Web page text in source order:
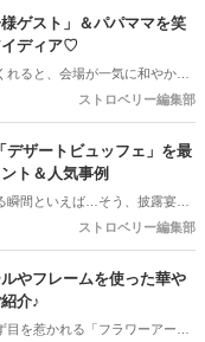
ゲスト」＆パパママを笑
イディア♡
ると、会場が一気に和やかな
するプレ花嫁さんとしては「途
とも多いはず。 小さなゲ
友人）に「本当に参列してよ
ょっとした心遣いや事前準備
ご家族に安心して楽しんでもら
アをご紹介します！
ストロベリー編集部
デザートビュッフェ」を最
ト＆人気事例
瞬間といえば…そう、披露宴後
、ガーデンやロビーにずらりと
人気の演出ですよね。今回は
きたいポイントと、実際に大
ストロベリー編集部
やフレームを使った華や
介♪
目を惹かれる「フラワーアー